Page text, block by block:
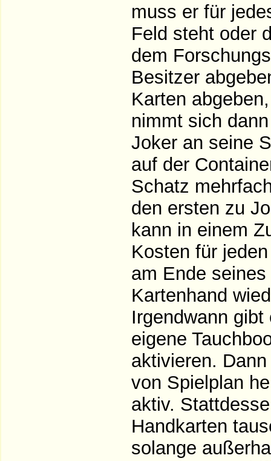
muss er für
Feld steht oder
dem
Besitzer
Karten
nimmt sich
Joker an seine
auf der
Schatz
den ersten zu
kann in einem
Kosten für
am Ende
Kartenhand
Irgendwann
eigene
aktivieren.
von Spielplan
aktiv.
Handkarten
solange